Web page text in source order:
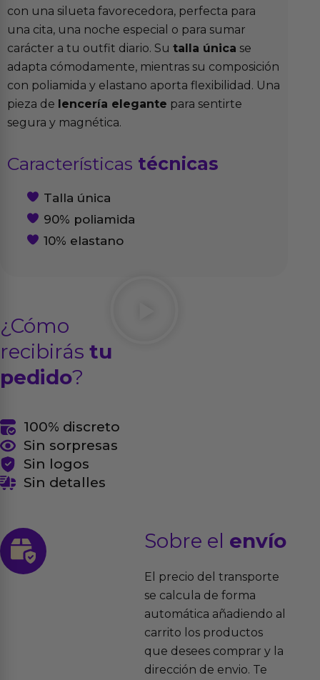
con una silueta favorecedora, perfecta para
una cita, una noche especial o para sumar
carácter a tu outfit diario. Su talla única se
adapta cómodamente, mientras su composición
con poliamida y elastano aporta flexibilidad. Una
pieza de lencería elegante para sentirte
segura y magnética.
Características técnicas
Talla única
90% poliamida
10% elastano
¿Cómo
recibirás tu
pedido?
100% discreto
Sin sorpresas
Sin logos
Sin detalles
Sobre el envío
El precio del transporte
se calcula de forma
automática añadiendo al
carrito los productos
que desees comprar y la
dirección de envio. Te